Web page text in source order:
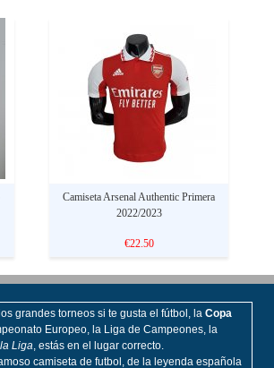
Camiseta Arsenal Authentic Primera
2022/2023
€22.50
grandes torneos si te gusta el fútbol, la Copa
Europeo, la Liga de Campeones, la
la Liga, estás en el lugar correcto.
camiseta de futbol, de la leyenda española